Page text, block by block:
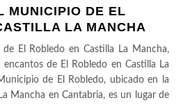
MUNICIPIO DE EL
LA MANCHA
El Robledo en Castilla La Mancha,
de El Robledo en Castilla La
de El Robledo, ubicado en la
Mancha en Cantabria, es un lugar de